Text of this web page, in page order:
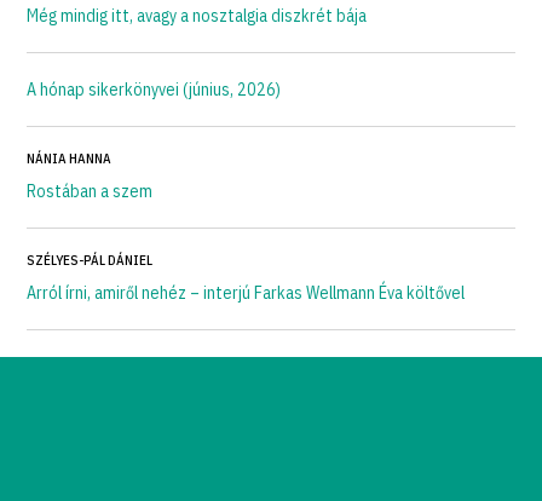
Még mindig itt, avagy a nosztalgia diszkrét bája
A hónap sikerkönyvei (június, 2026)
NÁNIA HANNA
Rostában a szem
SZÉLYES-PÁL DÁNIEL
Arról írni, amiről nehéz – interjú Farkas Wellmann Éva költővel